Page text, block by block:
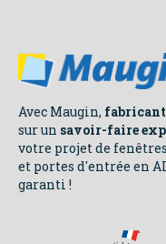
Avec Maugin, fabricant
sur un savoir-faire
votre projet de
et portes d'entrée en
garanti !